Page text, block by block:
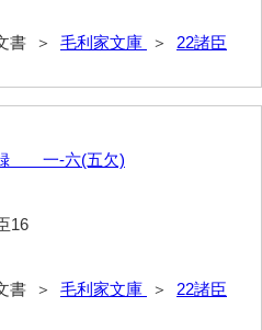
書 ＞ 毛利家文庫 ＞ 22諸臣
一-六(五欠)
16
書 ＞ 毛利家文庫 ＞ 22諸臣